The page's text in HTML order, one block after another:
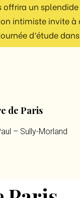
un
intimiste invite
d’étude
de Paris
– Sully-Morland